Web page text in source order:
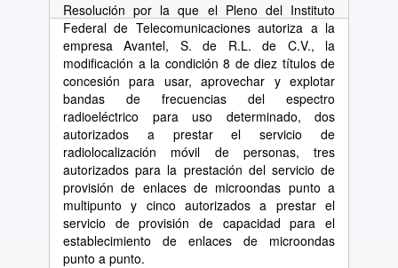
Resolución por la que el Pleno del Instituto
Federal de Telecomunicaciones autoriza a la
empresa Avantel, S. de R.L. de C.V., la
modificación a la condición 8 de diez títulos de
concesión para usar, aprovechar y explotar
bandas de frecuencias del espectro
radioeléctrico para uso determinado, dos
autorizados a prestar el servicio de
radiolocalización móvil de personas, tres
autorizados para la prestación del servicio de
provisión de enlaces de microondas punto a
multipunto y cinco autorizados a prestar el
servicio de provisión de capacidad para el
establecimiento de enlaces de microondas
punto a punto.